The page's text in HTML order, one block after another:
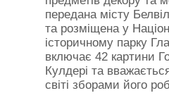
передана місту
та розміщена у
історичному парку
включає 42 картини
Кулдері та
світі зборами його